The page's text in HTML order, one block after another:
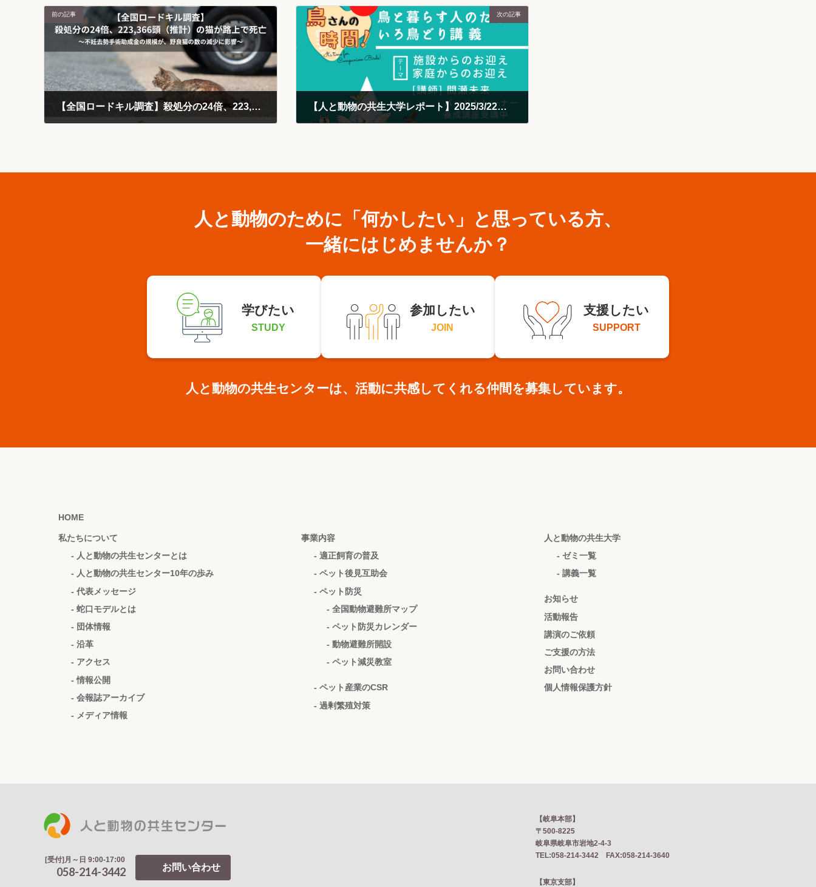
前の記事
【全国ロードキル調査】殺処分の24倍、223,366頭（推計）の猫が路上で死亡
次の記事
【人と動物の共生大学レポート】2025/3/22開催：第13回 鳥さんの時間！〜施設からのお迎え・家庭からのお迎え〜
人と動物のために 「何かしたい」と思っている方、
一緒にはじめませんか？
学びたい
STUDY
参加したい
JOIN
支援したい
SUPPORT
人と動物の共生センターは、活動に共感してくれる仲間を募集しています。
HOME
私たちについて
- 人と動物の共生センターとは
- 人と動物の共生センター10年の歩み
- 代表メッセージ
- 蛇口モデルとは
- 団体情報
- 沿革
- アクセス
- 情報公開
- 会報誌アーカイブ
- メディア情報
事業内容
- 適正飼育の普及
- ペット後見互助会
- ペット防災
- 全国動物避難所マップ
- ペット防災カレンダー
- 動物避難所開設
- ペット減災教室
- ペット産業のCSR
- 過剰繁殖対策
人と動物の共生大学
- ゼミ一覧
- 講義一覧
お知らせ
活動報告
講演のご依頼
ご支援の方法
お問い合わせ
個人情報保護方針
[受付]月～日 9:00-17:00
058-214-3442 お問い合わせ
【岐阜本部】
〒500-8225
岐阜県岐阜市岩地2‐4‐3
TEL:058-214-3442 FAX:058-214-3640
【東京支部】